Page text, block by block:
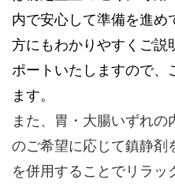
内で安心して準備を進め
方にもわかりやすくご説
ポートいたしますので、
ます。
また、胃・大腸いずれ
のご希望に応じて鎮静剤
を併用することでリラッ